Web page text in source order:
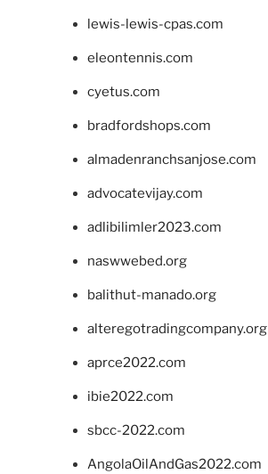
lewis-lewis-cpas.com
eleontennis.com
cyetus.com
bradfordshops.com
almadenranchsanjose.com
advocatevijay.com
adlibilimler2023.com
naswwebed.org
balithut-manado.org
alteregotradingcompany.org
aprce2022.com
ibie2022.com
sbcc-2022.com
AngolaOilAndGas2022.com